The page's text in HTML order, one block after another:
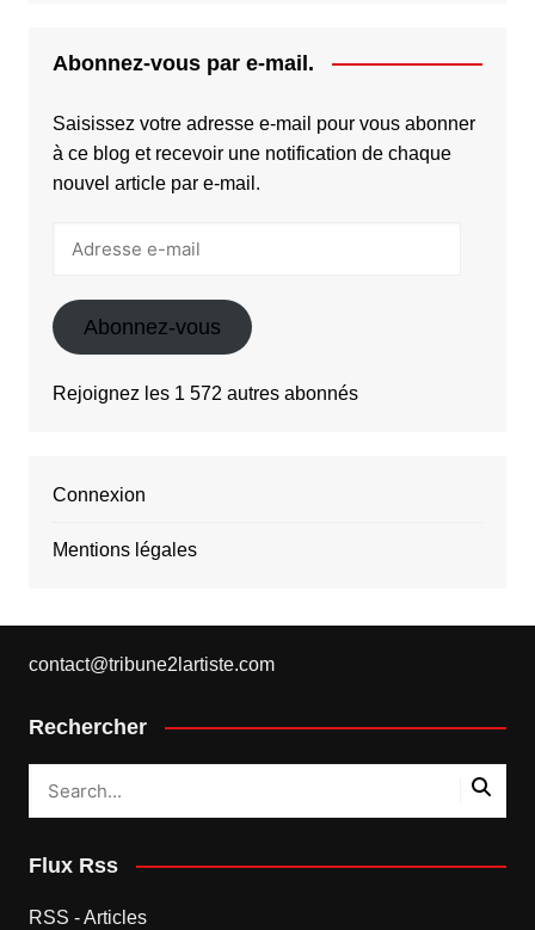
Abonnez-vous par e-mail.
Saisissez votre adresse e-mail pour vous abonner
à ce blog et recevoir une notification de chaque
nouvel article par e-mail.
Abonnez-vous
Rejoignez les 1 572 autres abonnés
Connexion
Mentions légales
contact@tribune2lartiste.com
Rechercher
Flux Rss
RSS - Articles